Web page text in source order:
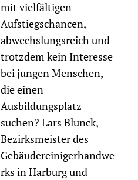
mit vielfältigen
Aufstiegschancen,
abwechslungsreich und
trotzdem kein Interesse
bei jungen Menschen,
die einen
Ausbildungsplatz
suchen? Lars Blunck,
Bezirksmeister des
Gebäudereinigerhandwe
rks in Harburg und